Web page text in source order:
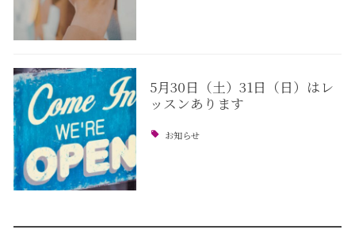
5月30日（土）31日（日）はレ
ッスンあります
お知らせ